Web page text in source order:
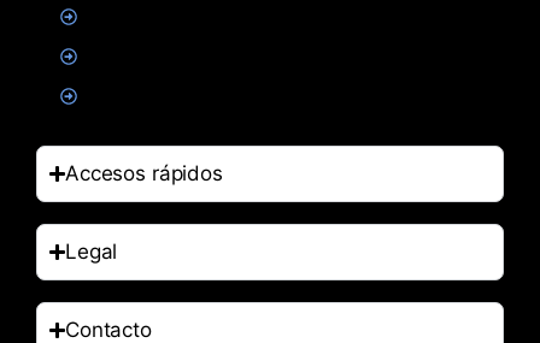
Accesos rápidos
Legal
Contacto